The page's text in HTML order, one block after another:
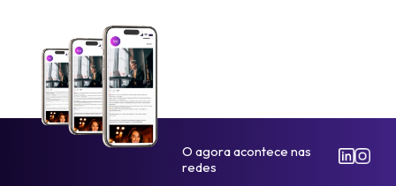
O agora acontece nas
redes